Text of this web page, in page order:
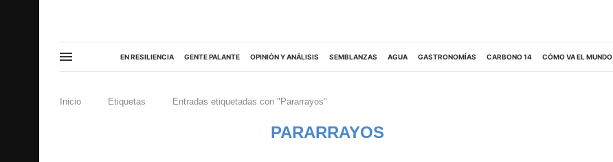
EN RESILIENCIA GENTE PALANTE OPINIÓN Y ANÁLISIS SEMBLANZAS AGUA GASTRONOMÍAS CARBONO 14 CÓMO VA EL MUNDO
Inicio Etiquetas Entradas etiquetadas con "Pararrayos"
PARARRAYOS